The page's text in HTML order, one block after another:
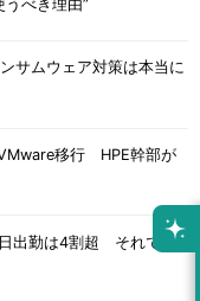
うべき理由”
サムウェア対策は本当に
移行 HPE幹部が
出勤は4割超 それでも8